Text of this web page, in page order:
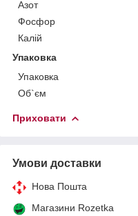
Азот
Фосфор
Калій
Упаковка
Упаковка
Об`єм
Приховати
Умови доставки
Нова Пошта
Магазини Rozetka